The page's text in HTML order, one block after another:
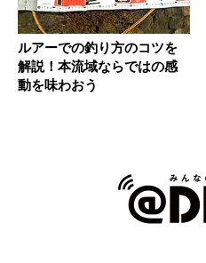
ルアーでの釣り方のコツを
解説！本流域ならではの感
動を味わおう